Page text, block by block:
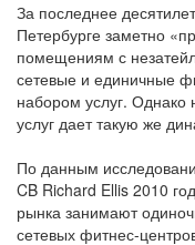
За последнее
Петербурге заметно
помещениям с
сетевые и единичные
набором услуг. Однако
услуг дает такую же
По данным
CB Richard Ellis 2010
рынка занимают
сетевых фитнес-